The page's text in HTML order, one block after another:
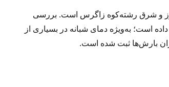
و شرق رشته‌کوه زاگرس است. بررسی
است؛ به‌ویژه دمای شبانه در بسیاری از
بارش‌ها ثبت شده است.